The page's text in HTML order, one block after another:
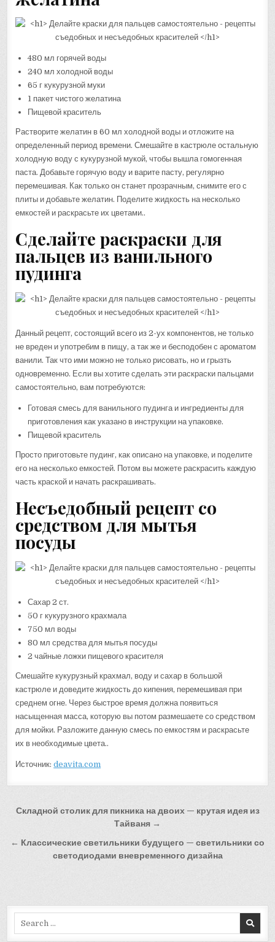
480 мл горячей воды
240 мл холодной воды
65 г кукурузной муки
1 пакет чистого желатина
Пищевой краситель
Растворите желатин в 60 мл холодной воды и отложите на
определенный период времени. Смешайте в кастрюле остальную
холодную воду с кукурузной мукой, чтобы вышла гомогенная
паста. Добавьте горячую воду и варите пасту, регулярно
перемешивая. Как только он станет прозрачным, снимите его с
плиты и добавьте желатин. Поделите жидкость на несколько
емкостей и раскрасьте их цветами..
Сделайте раскраски для
пальцев из ванильного
пудинга
Данный рецепт, состоящий всего из 2-ух компонентов, не только
не вреден и употребим в пищу, а так же и бесподобен с ароматом
ванили. Так что ими можно не только рисовать, но и грызть
одновременно. Если вы хотите сделать эти раскраски пальцами
самостоятельно, вам потребуются:
Готовая смесь для ванильного пудинга и ингредиенты для
приготовления как указано в инструкции на упаковке.
Пищевой краситель
Просто приготовьте пудинг, как описано на упаковке, и поделите
его на несколько емкостей. Потом вы можете раскрасить каждую
часть краской и начать раскрашивать.
Несъедобный рецепт со
средством для мытья
посуды
Сахар 2 ст.
50 г кукурузного крахмала
750 мл воды
80 мл средства для мытья посуды
2 чайные ложки пищевого красителя
Смешайте кукурузный крахмал, воду и сахар в большой
кастрюле и доведите жидкость до кипения, перемешивая при
среднем огне. Через быстрое время должна появиться
насыщенная масса, которую вы потом размешаете со средством
для мойки. Разложите данную смесь по емкостям и раскрасьте
их в необходимые цвета..
Источник:deavita.com
Навигация
записям
Складной столик для пикника на двоих — крутая идея из
Тайваня →
← Классические светильники будущего — светильники со
светодиодами вневременного дизайна